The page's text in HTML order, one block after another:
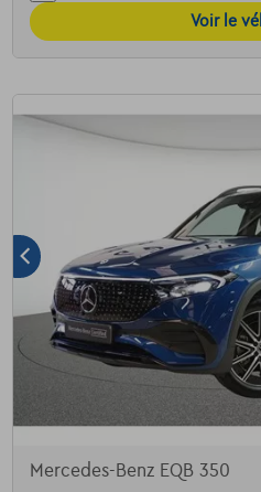
Voir le
Mercedes-Benz EQB 350